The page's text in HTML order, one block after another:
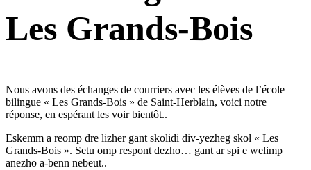
Les Grands-Bois
Nous avons des échanges de courriers avec les élèves de l’école
bilingue « Les Grands-Bois » de Saint-Herblain, voici notre
réponse, en espérant les voir bientôt..
Eskemm a reomp dre lizher gant skolidi div-yezheg skol « Les
Grands-Bois ». Setu omp respont dezho… gant ar spi e welimp
anezho a-benn nebeut..